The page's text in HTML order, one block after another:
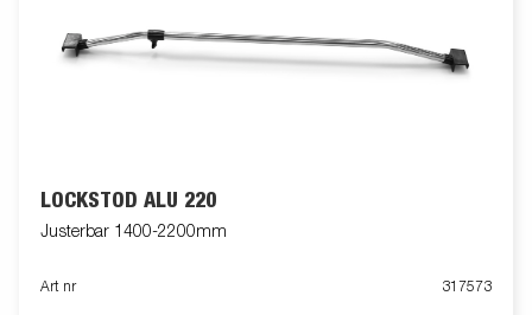
LOCKSTÖD ALU 220
Justerbar 1400-2200mm
Art nr 317573